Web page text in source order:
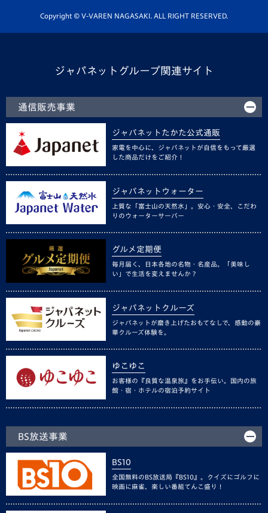
ホームタウン活動
Copyright © V-VAREN NAGASAKI. ALL RIGHT RESERVED.
ジャパネットグループ関連サイト
通信販売事業
ジャパネットたかた公式通販
家電を中心に、ジャパネットが自信をもって厳選
した商品だけをご紹介！
ジャパネットウォーター
上質な「富士山の天然水」。安心・安全、こだわ
りのウォーターサーバー
グルメ定期便
毎月届く、日本各地の名物・名産品。「美味し
い」で生活を変えませんか？
ジャパネットクルーズ
ジャパネットが磨き上げたおもてなしで、感動の豪
華クルーズ体験を。
ゆこゆこ
お客様の『良質な温泉旅』をお手伝い。国内の旅
館・宿・ホテルの宿泊予約サイト
BS放送事業
BS10
全国無料のBS放送局『BS10』。クイズにゴルフに
映画に麻雀、楽しい番組てんこ盛り！